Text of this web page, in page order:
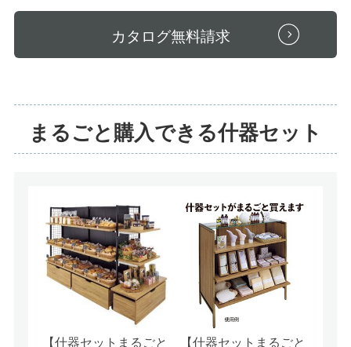
カタログ無料請求
まるごと購入できる什器セット
【什器セットまるごと 【什器セットまるごと